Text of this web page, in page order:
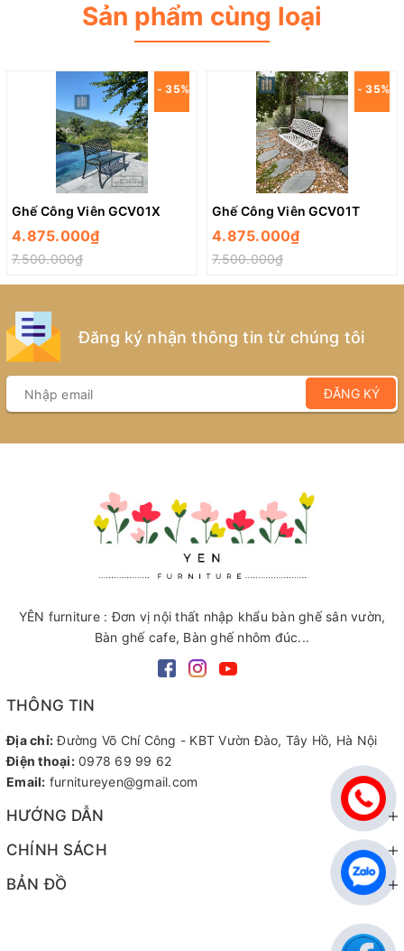
Sản phẩm cùng loại
- 35%
Ghế Công Viên GCV01X
4.875.000₫
7.500.000₫
- 35%
Ghế Công Viên GCV01T
4.875.000₫
7.500.000₫
Đăng ký nhận thông tin từ chúng tôi
ĐĂNG KÝ
YÊN furniture : Đơn vị nội thất nhập khẩu bàn ghế sân vườn,
Bàn ghế cafe, Bàn ghế nhôm đúc...
THÔNG TIN
Địa chỉ: Đường Võ Chí Công - KBT Vườn Đào, Tây Hồ, Hà Nội
Điện thoại: 0978 69 99 62
Email: furnitureyen@gmail.com
HƯỚNG DẪN
CHÍNH SÁCH
BẢN ĐỒ